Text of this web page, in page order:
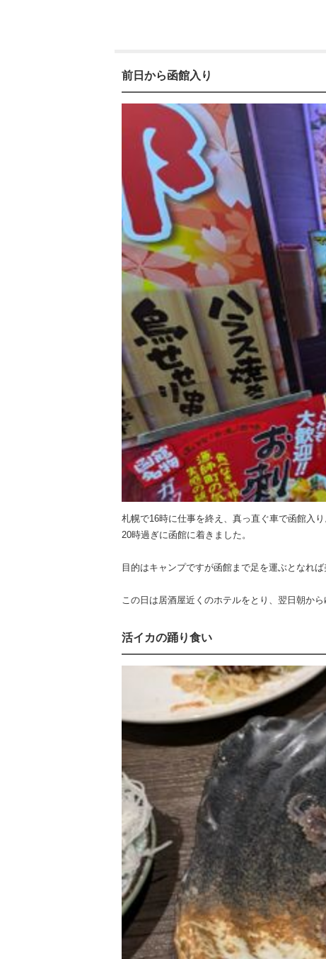
前日から函館入り
札幌で16時に仕事を終え、真っ直ぐ車で函館入り
20時過ぎに函館に着きました。
目的はキャンプですが函館まで足を運ぶとなれ
この日は居酒屋近くのホテルをとり、翌日朝から
活イカの踊り食い